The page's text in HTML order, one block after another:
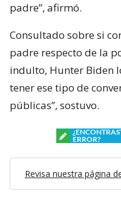
padre”, afirmó.
Consultado sobre si
padre respecto de la
indulto, Hunter Biden
tener ese tipo de
públicas”, sostuvo.
ERROR?
Revisa nuestra página